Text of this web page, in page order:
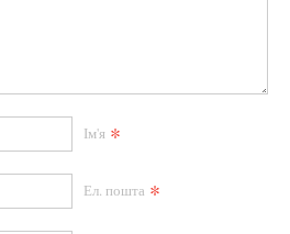
Ім'я *
Ел. пошта *